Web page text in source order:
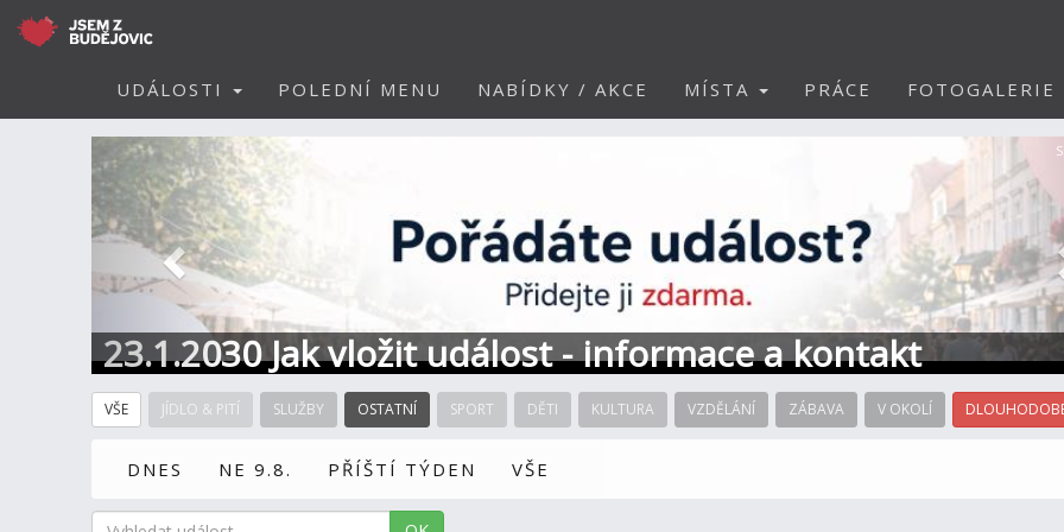
UDÁLOSTI POLEDNÍ MENU NABÍDKY / AKCE MÍSTA PRÁCE FOTOGALERIE
23.1.2030 Jak vložit událost - informace a kontakt
Předchozí
VŠE JÍDLO & PITÍ SLUŽBY OSTATNÍ SPORT DĚTI KULTURA VZDĚLÁNÍ ZÁBAVA V OKOLÍ
DNES NE 9.8. PŘÍŠTÍ TÝDEN VŠE